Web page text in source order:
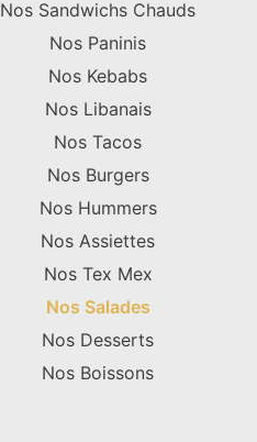
Nos Sandwichs Chauds
Nos Paninis
Nos Kebabs
Nos Libanais
Nos Tacos
Nos Burgers
Nos Hummers
Nos Assiettes
Nos Tex Mex
Nos Salades
Nos Desserts
Nos Boissons